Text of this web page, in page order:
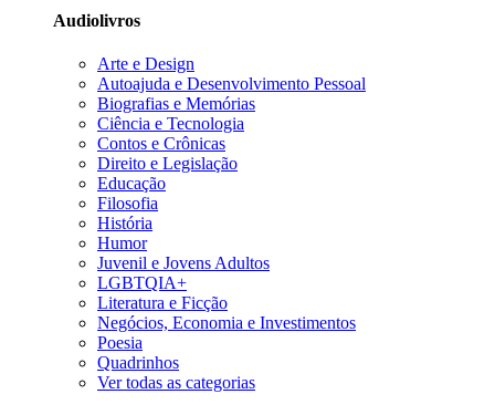
Audiolivros
Arte e Design
Autoajuda e Desenvolvimento Pessoal
Biografias e Memórias
Ciência e Tecnologia
Contos e Crônicas
Direito e Legislação
Educação
Filosofia
História
Humor
Juvenil e Jovens Adultos
LGBTQIA+
Literatura e Ficção
Negócios, Economia e Investimentos
Poesia
Quadrinhos
Ver todas as categorias